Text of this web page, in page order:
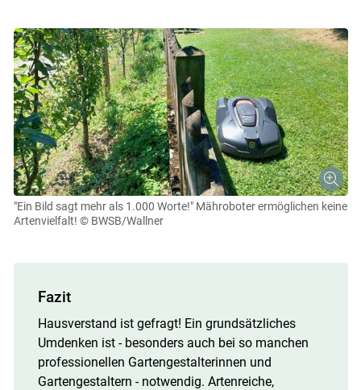
"Ein Bild sagt mehr als 1.000 Worte!" Mähroboter ermöglichen keine
Artenvielfalt! © BWSB/Wallner
Fazit
Hausverstand ist gefragt! Ein grundsätzliches
Umdenken ist - besonders auch bei so manchen
professionellen Gartengestalterinnen und
Gartengestaltern - notwendig. Artenreiche,